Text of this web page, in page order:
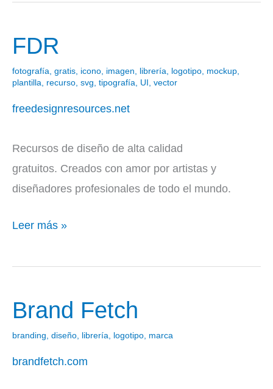
FDR
fotografía gratis icono imagen librería logotipo mockup
plantilla
recurso svg tipografía UI vector
freedesignresources.net
Recursos de diseño de alta calidad
gratuitos. Creados con amor por artistas y
diseñadores profesionales de todo el mundo.
FDR
Leer más »
Brand Fetch
branding diseño librería logotipo marca
brandfetch.com
Brand